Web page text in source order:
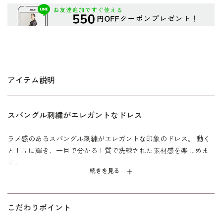
アイテム説明
続きを見る
スパングル刺繍がエレガントなドレス
ラメ感のあるスパングル刺繍がエレガントな印象のドレス。 動く
と上品に輝き、一目で分かる上質で洗練された素材感を楽しめま
気で、抜け感を演出。 袖付きドレスは、1枚でコーディネートが完
成します。 細やかで可憐なレースのスカラカットを利用した裾周
こだわりポイント